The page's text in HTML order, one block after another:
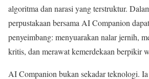
algoritma dan narasi yang terstruktur.
perpustakaan bersama AI Companion
penyeimbang: menyuarakan nalar jernih,
kritis, dan merawat kemerdekaan berpikir
AI Companion bukan sekadar teknologi.